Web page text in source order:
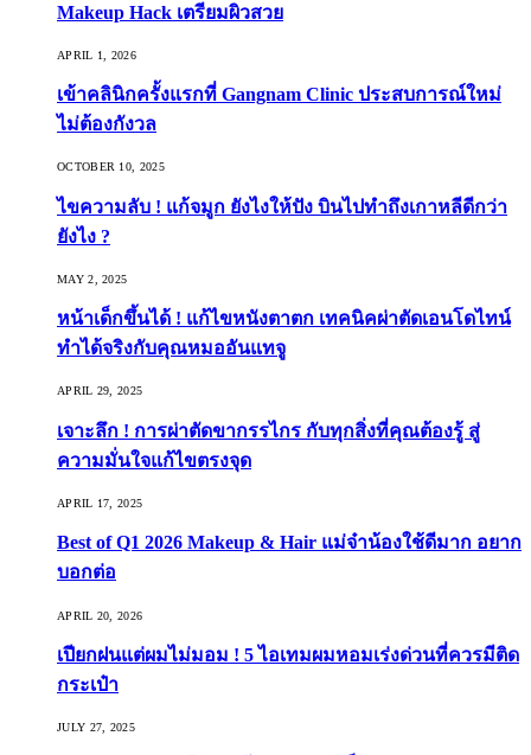
Makeup Hack เตรียมผิวสวย
APRIL 1, 2026
เข้าคลินิกครั้งแรกที่ Gangnam Clinic ประสบการณ์ใหม่
ไม่ต้องกังวล
OCTOBER 10, 2025
ไขความลับ ! แก้จมูก ยังไงให้ปัง บินไปทำถึงเกาหลีดีกว่า
ยังไง ?
MAY 2, 2025
หน้าเด็กขึ้นได้ ! แก้ไขหนังตาตก เทคนิคผ่าตัดเอนโดไทน์
ทำได้จริงกับคุณหมออันแทจู
APRIL 29, 2025
เจาะลึก ! การผ่าตัดขากรรไกร กับทุกสิ่งที่คุณต้องรู้ สู่
ความมั่นใจแก้ไขตรงจุด
APRIL 17, 2025
Best of Q1 2026 Makeup & Hair แม่จ๋าน้องใช้ดีมาก อยาก
บอกต่อ
APRIL 20, 2026
เปียกฝนแต่ผมไม่มอม ! 5 ไอเทมผมหอมเร่งด่วนที่ควรมีติด
กระเป๋า
JULY 27, 2025